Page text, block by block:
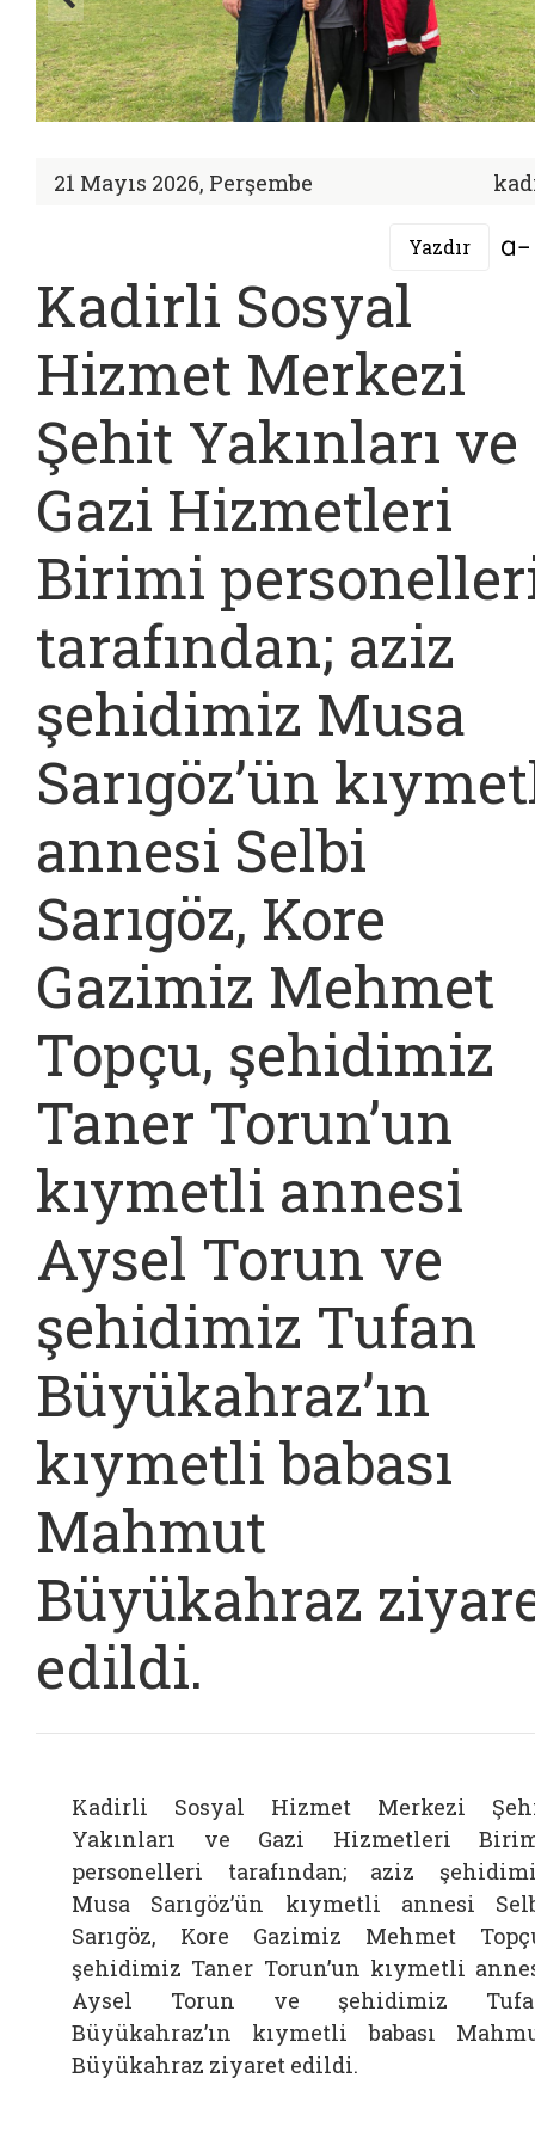
21 Mayıs 2026, Perşembe
Yazdır
Kadirli Sosyal
Hizmet Merkezi
Şehit Yakınları ve
Gazi Hizmetleri
Birimi
tarafından; aziz
şehidimiz Musa
Sarıgöz’ün
annesi Selbi
Sarıgöz, Kore
Gazimiz Mehmet
Topçu, şehidimiz
Taner Torun’un
kıymetli annesi
Aysel Torun ve
şehidimiz Tufan
Büyükahraz’ın
kıymetli babası
Mahmut
Büyükahraz
edildi.
Kadirli Sosyal Hizmet Merkezi
Yakınları ve Gazi Hizmetleri
personelleri tarafından; aziz
Musa Sarıgöz’ün kıymetli annesi
Sarıgöz, Kore Gazimiz Mehmet
şehidimiz Taner Torun’un kıymetli
Aysel Torun ve şehidimiz
Büyükahraz’ın kıymetli babası
Büyükahraz ziyaret edildi.